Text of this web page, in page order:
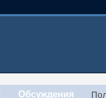
Обсуждения